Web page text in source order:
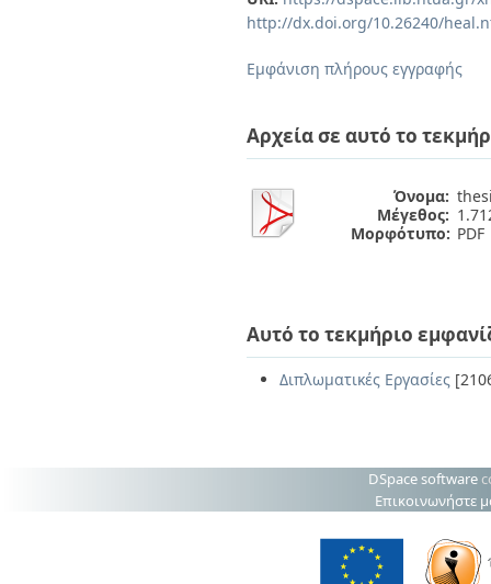
http://dx.doi.org/10.26240/
Εμφάνιση πλήρους εγγραφής
Αρχεία σε αυτό το
Όνομα:
Μέγεθος:
Μορφότυπο: PDF
Αυτό το τεκμήριο
Διπλωματικές Εργασίες
DSpace software
Επικοινωνήστε